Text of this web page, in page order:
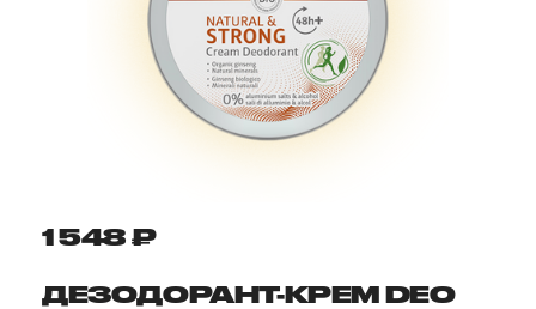
1 548 ₽
ДЕЗОДОРАНТ-КРЕМ DEO